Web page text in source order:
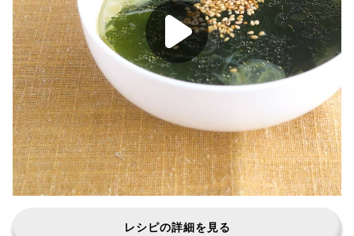
レシピの詳細を見る